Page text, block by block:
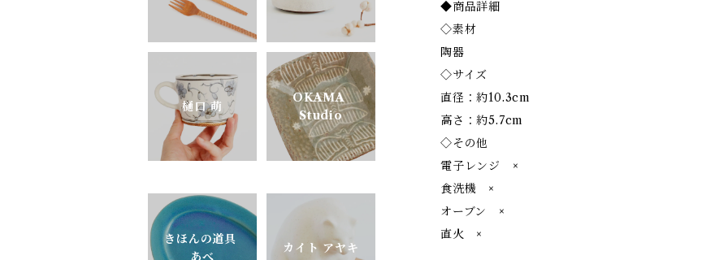
◆商品詳細
◇素材
陶器
◇サイズ
直径：約10.3cm
高さ：約5.7cm
◇その他
電子レンジ ×
食洗機 ×
オーブン ×
直火 ×
樋口 萌
OKAMA
Studio
きほんの道具
あべ
カイト アヤキ